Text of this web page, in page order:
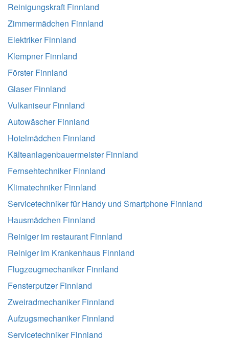
Reinigungskraft Finnland
Zimmermädchen Finnland
Elektriker Finnland
Klempner Finnland
Förster Finnland
Glaser Finnland
Vulkaniseur Finnland
Autowäscher Finnland
Hotelmädchen Finnland
Kälteanlagenbauermeister Finnland
Fernsehtechniker Finnland
Klimatechniker Finnland
Servicetechniker für Handy und Smartphone Finnland
Hausmädchen Finnland
Reiniger im restaurant Finnland
Reiniger im Krankenhaus Finnland
Flugzeugmechaniker Finnland
Fensterputzer Finnland
Zweiradmechaniker Finnland
Aufzugsmechaniker Finnland
Servicetechniker Finnland